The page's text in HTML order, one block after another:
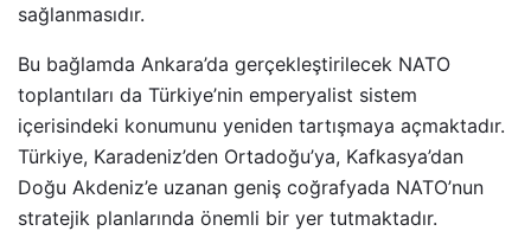
sağlanmasıdır.
Bu bağlamda Ankara’da gerçekleştirilecek NATO
toplantıları da Türkiye’nin emperyalist sistem
içerisindeki konumunu yeniden tartışmaya açmaktadır.
Türkiye, Karadeniz’den Ortadoğu’ya, Kafkasya’dan
Doğu Akdeniz’e uzanan geniş coğrafyada NATO’nun
stratejik planlarında önemli bir yer tutmaktadır.